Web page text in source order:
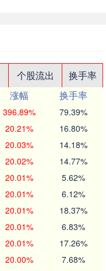
个股流出
换手率
涨幅
换手率
396.89% 79.39%
20.21% 16.80%
20.03% 14.18%
20.02% 14.77%
20.01% 5.62%
20.01% 6.12%
20.01% 18.37%
20.01% 6.83%
20.01% 17.26%
20.00% 7.68%